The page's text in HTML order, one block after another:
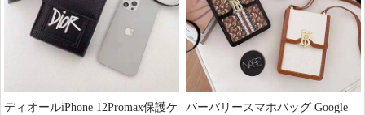
ディオールiPhone 12Promax保護ケ
バーバリースマホバッグ Google